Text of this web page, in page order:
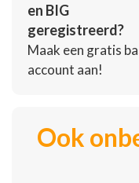
en BIG
geregistreerd?
Maak een gratis
account aan!
Ook